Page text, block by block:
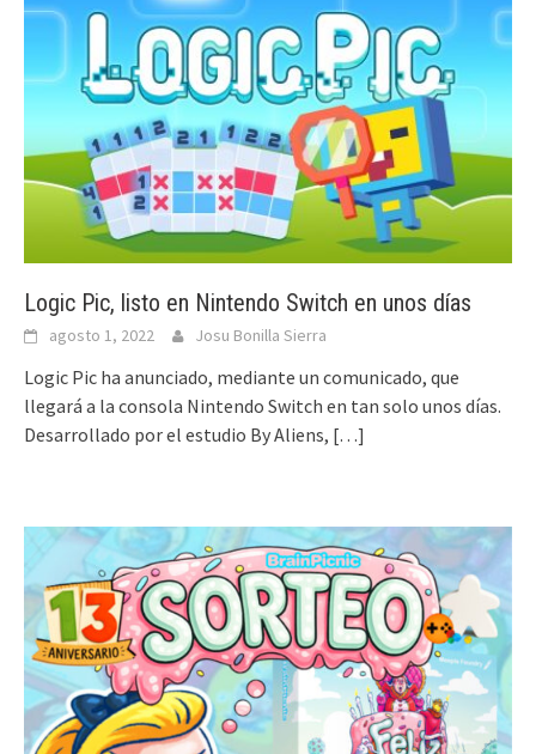
Logic Pic, listo en Nintendo Switch en unos días
agosto 1, 2022 Josu Bonilla Sierra
Logic Pic ha anunciado, mediante un comunicado, que
llegará a la consola Nintendo Switch en tan solo unos días.
Desarrollado por el estudio By Aliens, […]